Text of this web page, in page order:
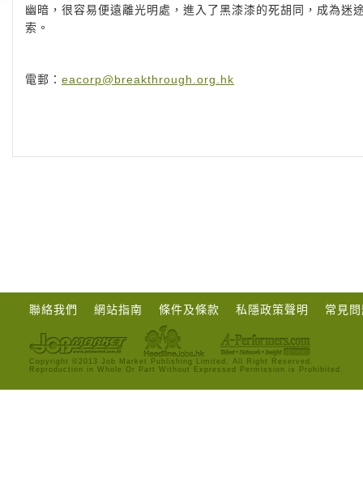
幽暗，很容易便遠離光明處，進入了黑漆漆的死胡同，成為
索。
電郵： eacorp@breakthrough.org.hk
聯絡我們 網站指南 條件及條款 私隱政策聲明 常見
Copyright ©2013 Job Market Publishing Limited. All Right Reserved.
Reproduction in Whole Or Part Without Expressed Permission is Prohibited.